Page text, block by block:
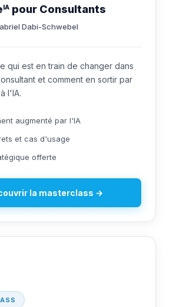
IA pour Consultants
Dabi-Schwebel
qui est en train de changer dans
et comment en sortir par
l'IA.
augmenté par l'IA
et cas d'usage
offerte
la masterclass →